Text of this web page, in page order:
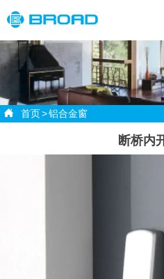
 首页>铝合金窗
断桥内